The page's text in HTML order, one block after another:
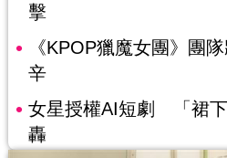
擊
《KPOP獵魔女團》團
辛
女星授權AI短劇 「裙
轟